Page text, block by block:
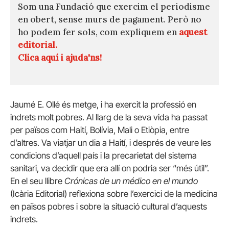
Som una Fundació que exercim el periodisme
en obert, sense murs de pagament. Però no
ho podem fer sols, com expliquem en aquest
editorial.
Clica aquí i ajuda'ns!
Jaumé E. Ollé és metge, i ha exercit la professió en
indrets molt pobres. Al llarg de la seva vida ha passat
per països com Haití, Bolívia, Mali o Etiòpia, entre
d’altres. Va viatjar un dia a Haití, i després de veure les
condicions d’aquell país i la precarietat del sistema
sanitari, va decidir que era allí on podria ser “més útil”.
En el seu llibre Crónicas de un médico en el mundo
(Icària Editorial) reflexiona sobre l’exercici de la medicina
en països pobres i sobre la situació cultural d’aquests
indrets.